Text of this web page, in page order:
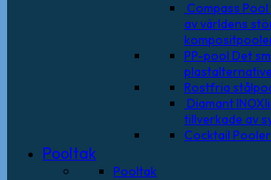
Compass Pool
av världens
PP-pool Det
Rostfria
Diamant
tillverkade av
Cocktail Pooler
Pooltak
Pooltak